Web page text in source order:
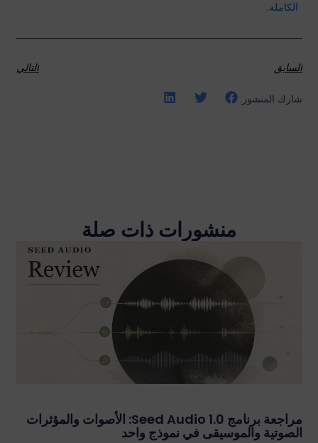
الكاملة.
السابق التالي
شارك المنشور:
منشورات ذات صلة
مراجعة برنامج Seed Audio 1.0: الأصوات والمؤثرات
الصوتية والموسيقى في نموذج واحد